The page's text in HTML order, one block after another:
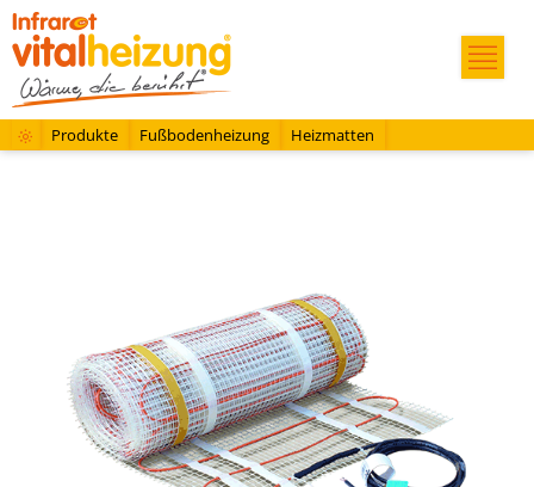
Produkte Fußbodenheizung
Heizmatten